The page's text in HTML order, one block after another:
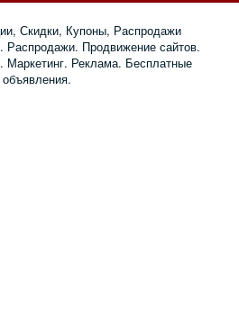
Распродажи. Продвижение сайтов.
Маркетинг. Реклама. Бесплатные
объявления.